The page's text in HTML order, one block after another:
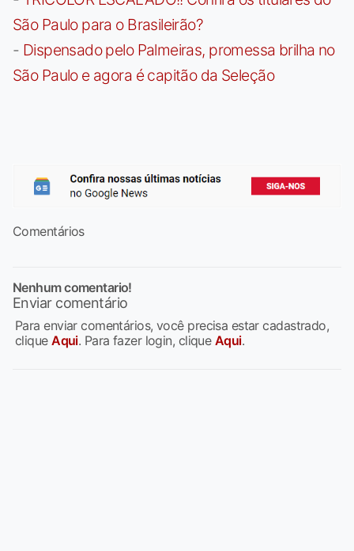
São Paulo para o Brasileirão?
- Dispensado pelo Palmeiras, promessa brilha no
São Paulo e agora é capitão da Seleção
Comentários
Nenhum comentario!
Enviar comentário
Para enviar comentários, você precisa estar cadastrado,
cliqueAqui. Para fazer login, clique Aqui.